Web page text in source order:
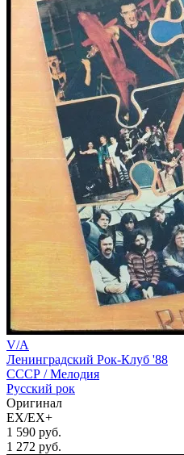
V/A
Ленинградский Рок-Клуб '88
СССР /Мелодия
Русский рок
Оригинал
EX/EX+
1 590 руб.
1 272 руб.